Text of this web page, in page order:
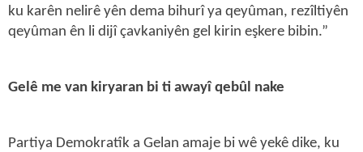
ku karên nelirê yên dema bihurî ya qeyûman, rezîltiyên
qeyûman ên li dijî çavkaniyên gel kirin eşkere bibin.”
Gelê me van kiryaran bi ti awayî qebûl nake
Partiya Demokratîk a Gelan amaje bi wê yekê dike, ku